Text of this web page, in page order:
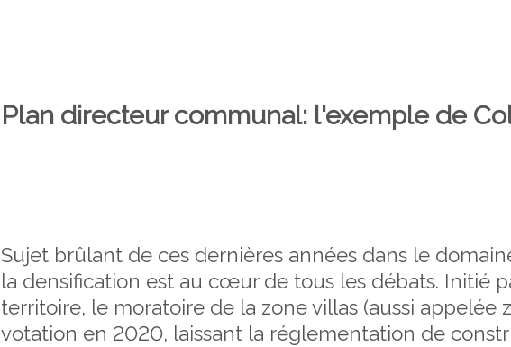
Plan directeur communal: l'exemple de
Sujet brûlant de ces dernières années dans le
la densification est au cœur de tous les débats. Initié
territoire, le moratoire de la zone villas (aussi appelée
votation en 2020, laissant la réglementation de